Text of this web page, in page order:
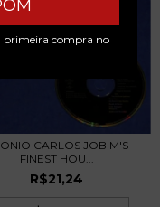
primeira compra no
CARLOS JOBIM'S -
FINEST HOU...
R$21,24